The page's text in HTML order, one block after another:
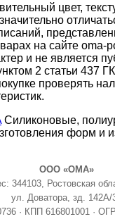
цвет,
на сайте oma-
и не является
2 статьи 437
проверять
Силиконовые,
форм и
ООО «ОМА»
344103, Ростовская
ул. Доватора, зд. 142А/
· КПП 616801001 ·